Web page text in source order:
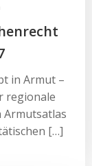
in Armut –
regionale
[…]